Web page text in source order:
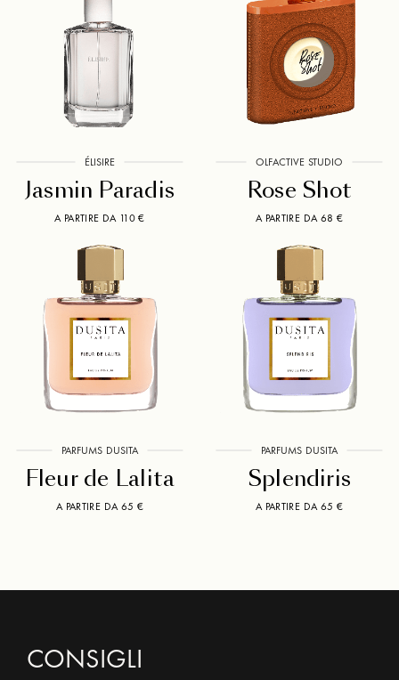
ÉLISIRE
Jasmin Paradis
A PARTIRE DA 110 €
OLFACTIVE STUDIO
Rose Shot
A PARTIRE DA 68 €
PARFUMS DUSITA
Fleur de Lalita
A PARTIRE DA 65 €
PARFUMS DUSITA
Splendiris
A PARTIRE DA 65 €
CONSIGLI